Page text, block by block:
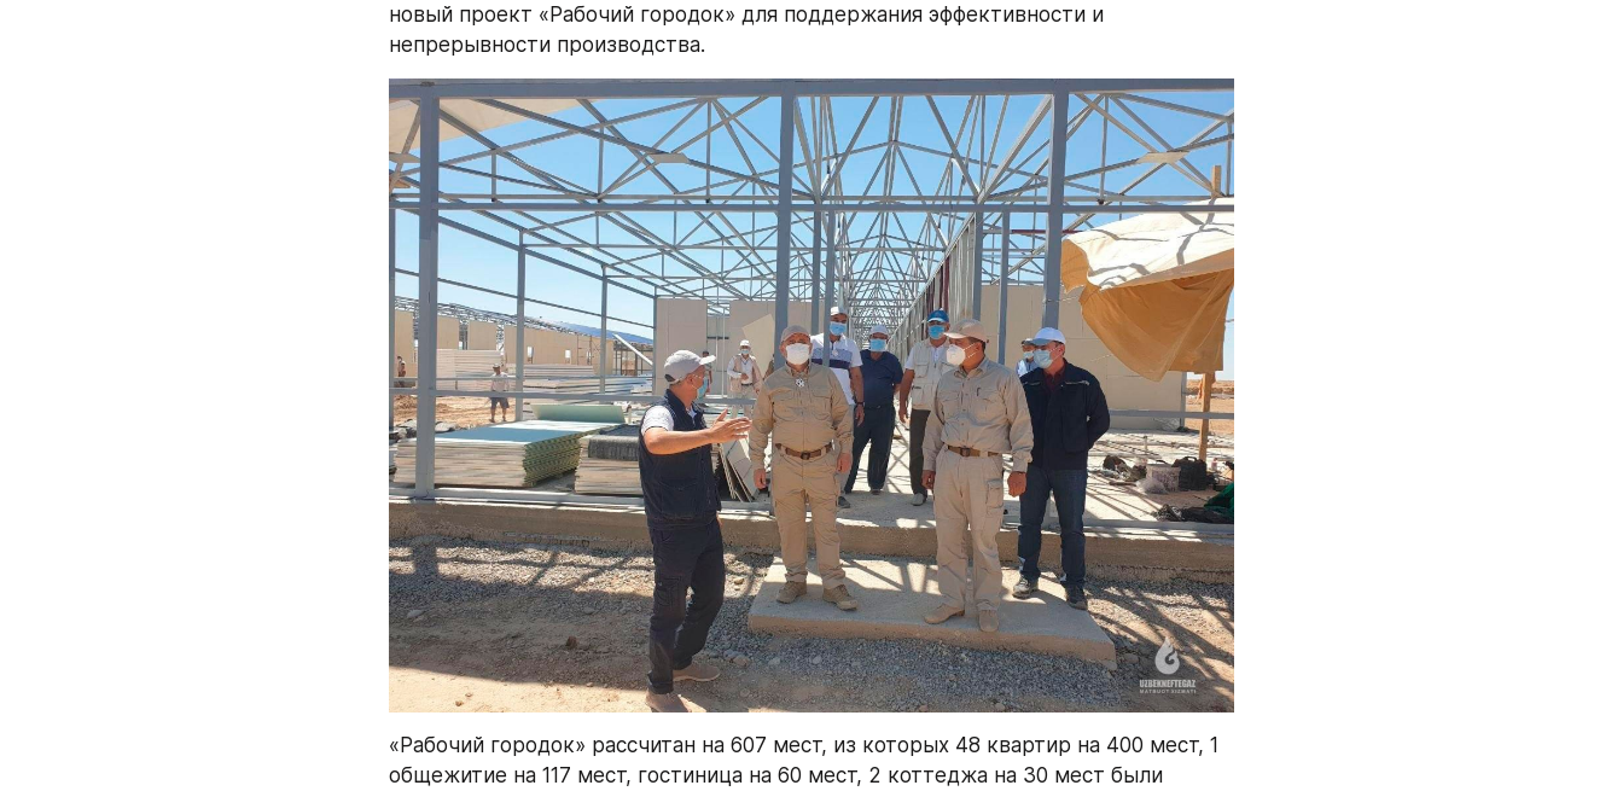
новый проект «Рабочий городок» для поддержания эффективности и
непрерывности производства.
«Рабочий городок» рассчитан на 607 мест, из которых 48 квартир на 400 мест, 1
общежитие на 117 мест, гостиница на 60 мест, 2 коттеджа на 30 мест были